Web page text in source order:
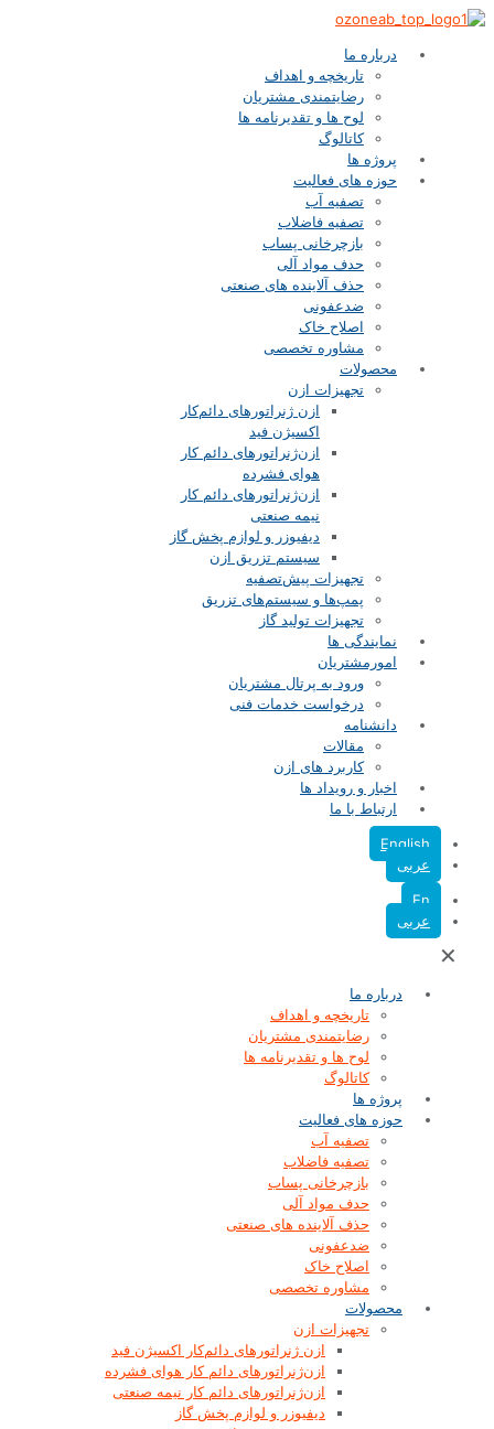
درباره ما
تاریخچه و اهداف
رضایتمندی مشتریان
لوح ها و تقدیرنامه ها
کاتالوگ
پروژه ها
حوزه های فعالیت
تصفیه آب
تصفیه فاضلاب
بازچرخانی پساب
حدف مواد آلی
حذف آلاینده های صنعتی
ضدعفونی
اصلاح خاک
مشاوره تخصصی
محصولات
تجهیزات ازن
ازن‌ ژنراتورهای دائم‌کار
اکسیژن فید
ازن‌ژنراتورهای دائم کار
هوای فشرده
ازن‌ژنراتورهای دائم کار
نیمه صنعتی
دیفیوزر و لوازم پخش گاز
سیستم تزریق ازن
تجهیزات پیش‌تصفیه
پمپ‌ها و سیستم‌های تزریق
تجهیزات تولید گاز
نمایندگی ها
امورمشتریان
ورود به پرتال مشتریان
درخواست خدمات فنی
دانشنامه
مقالات
کاربرد های ازن
اخبار و رویداد ها
ارتباط با ما
English
عربی
En
عربی
درباره ما
تاریخچه و اهداف
رضایتمندی مشتریان
لوح ها و تقدیرنامه ها
کاتالوگ
پروژه ها
حوزه های فعالیت
تصفیه آب
تصفیه فاضلاب
بازچرخانی پساب
حدف مواد آلی
حذف آلاینده های صنعتی
ضدعفونی
اصلاح خاک
مشاوره تخصصی
محصولات
تجهیزات ازن
ازن‌ ژنراتورهای دائم‌کار اکسیژن فید
ازن‌ژنراتورهای دائم کار هوای فشرده
ازن‌ژنراتورهای دائم کار نیمه صنعتی
دیفیوزر و لوازم پخش گاز